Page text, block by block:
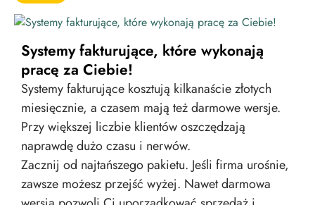
Systemy fakturujące, które wykonają
pracę za Ciebie!
Systemy fakturujące kosztują kilkanaście złotych
miesięcznie, a czasem mają też darmowe wersje.
Przy większej liczbie klientów oszczędzają
naprawdę dużo czasu i nerwów.
Zacznij od najtańszego pakietu. Jeśli firma urośnie,
zawsze możesz przejść wyżej. Nawet darmowa